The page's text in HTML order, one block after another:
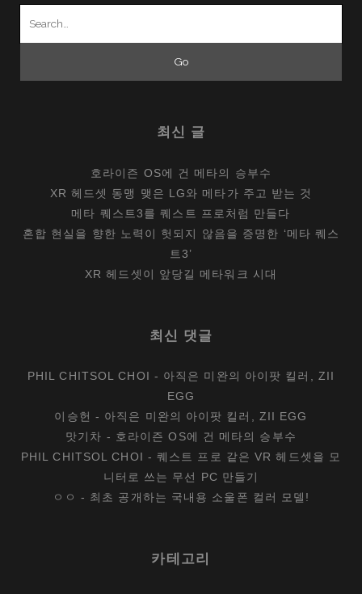
최신 글
호라이즌 OS에 건 메타의 승부수
XR 헤드셋 동맹 맺은 LG와 메타가 주고 받는 것
메타 퀘스트3를 퀘스트 프로처럼 만들다
혼합 현실을 향한 노력이 헛되지 않음을 증명한 ‘메타 퀘스
트3’
XR 헤드셋이 앞당길 메타워크 시대
최신 댓글
PHIL CHITSOL CHOI - 아직은 미완의 아이팟 킬러, ZII
EGG
이승헌 - 아직은 미완의 아이팟 킬러, ZII EGG
맛기차 - 호라이즌 OS에 건 메타의 승부수
PHIL CHITSOL CHOI -퀘스트 프로 같은 VR 헤드셋을 모
니터로 쓰는 무선 PC 만들기
ㅇㅇ - 최초 공개하는 국내용 소울폰 컬러 모델!
카테고리